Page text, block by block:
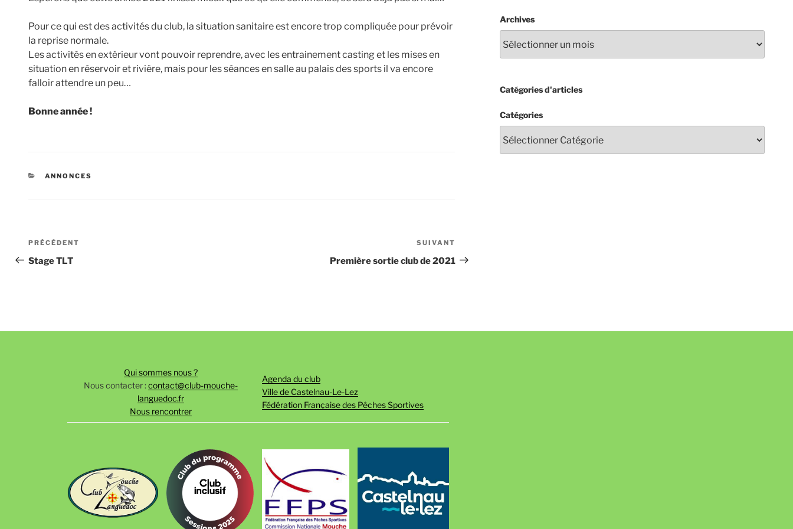
Pour ce qui est des activités du club, la situation sanitaire est encore trop compliquée pour prévoir
la reprise normale.
Les activités en extérieur vont pouvoir reprendre, avec les entrainement casting et les mises en
situation en réservoir et rivière, mais pour les séances en salle au palais des sports il va encore
falloir attendre un peu…
Bonne année !
CATÉGORIES
ANNONCES
Navigation
de
Article
précédent
PRÉCÉDENT
Stage TLT
suivant
SUIVANT
Première sortie club de 2021
Archives
Catégories d'articles
Catégories
Qui sommes nous ?
Nous contacter :contact@club-mouche-
languedoc.fr
Nous rencontrer
Agenda du club
Ville de Castelnau-Le-Lez
Fédération Française des Pêches Sportives